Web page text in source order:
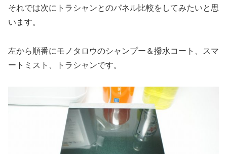
それでは次にトラシャンとのパネル比較をしてみたいと思
います。
左から順番にモノタロウのシャンプー＆撥水コート、スマ
ートミスト、トラシャンです。